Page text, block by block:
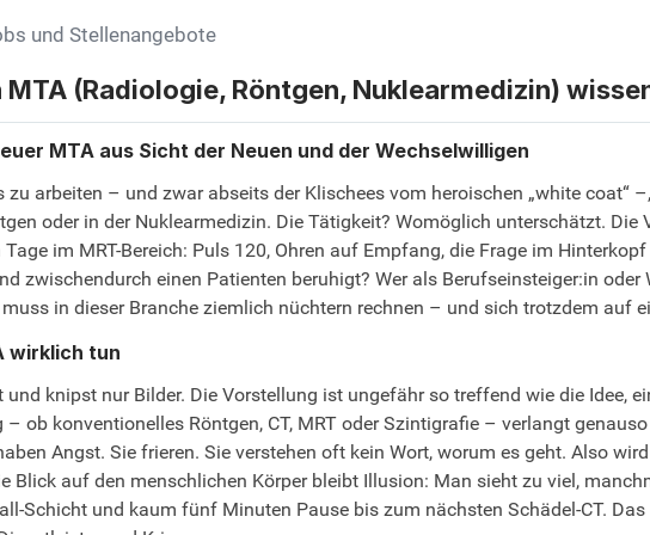
und Stellenangebote
(Radiologie, Röntgen, Nuklearmedizin)
MTA aus Sicht der Neuen und der Wechselwilligen
arbeiten – und zwar abseits der Klischees vom heroischen „white coat“
oder in der Nuklearmedizin. Die Tätigkeit? Womöglich unterschätzt. Die
im MRT-Bereich: Puls 120, Ohren auf Empfang, die Frage im
zwischendurch einen Patienten beruhigt? Wer als Berufseinsteiger:in
in dieser Branche ziemlich nüchtern rechnen – und sich trotzdem auf
wirklich tun
knipst nur Bilder. Die Vorstellung ist ungefähr so treffend wie die Idee,
ob konventionelles Röntgen, CT, MRT oder Szintigrafie – verlangt
Angst. Sie frieren. Sie verstehen oft kein Wort, worum es geht. Also
Blick auf den menschlichen Körper bleibt Illusion: Man sieht zu viel,
Schicht und kaum fünf Minuten Pause bis zum nächsten Schädel-CT.